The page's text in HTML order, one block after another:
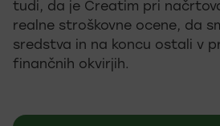
tudi, da je Creatim pri
realne stroškovne ocene, da
sredstva in na koncu ostali v
finančnih okvirjih.